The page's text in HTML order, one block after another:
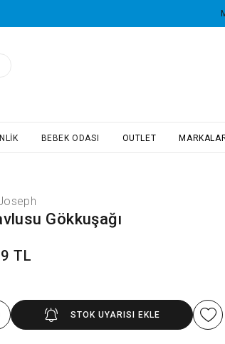
BEBEK ODASI OUTLET
Gökkuşağı
TL
STOK UYARISI EKLE